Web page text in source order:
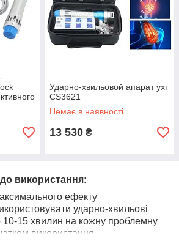
Ударно-хвильовой апарат ухт
CS3621
Немає в наявності
13 530 ₴
використання:
ефекту
ударно-хвильові
15 хвилин на кожну проблемну
використання